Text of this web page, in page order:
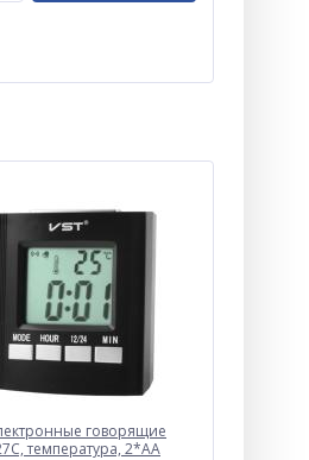
говорящие
температура, 2*AA